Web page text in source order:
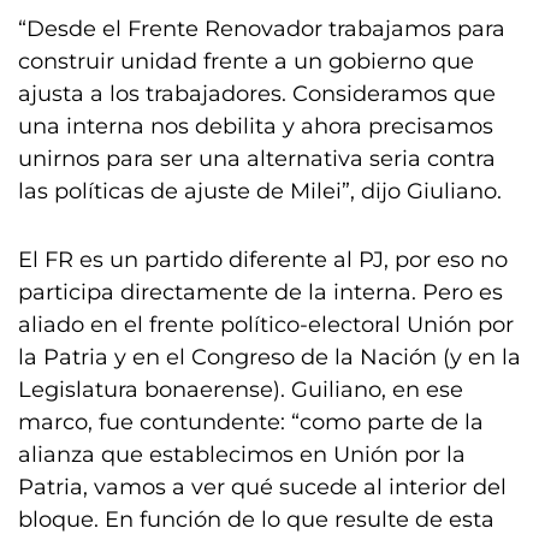
“Desde el Frente Renovador trabajamos para
construir unidad frente a un gobierno que
ajusta a los trabajadores. Consideramos que
una interna nos debilita y ahora precisamos
unirnos para ser una alternativa seria contra
las políticas de ajuste de Milei”, dijo Giuliano.
El FR es un partido diferente al PJ, por eso no
participa directamente de la interna. Pero es
aliado en el frente político-electoral Unión por
la Patria y en el Congreso de la Nación (y en la
Legislatura bonaerense). Guiliano, en ese
marco, fue contundente: “como parte de la
alianza que establecimos en Unión por la
Patria, vamos a ver qué sucede al interior del
bloque. En función de lo que resulte de esta